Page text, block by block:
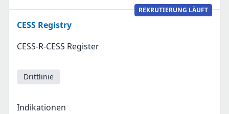
REKRUTIERUNG LÄUFT
CESS Registry
CESS-R-CESS Register
Drittlinie
Indikationen